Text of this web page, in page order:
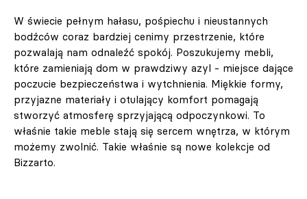
W świecie pełnym hałasu, pośpiechu i nieustannych
bodźców coraz bardziej cenimy przestrzenie, które
pozwalają nam odnaleźć spokój. Poszukujemy mebli,
które zamieniają dom w prawdziwy azyl - miejsce dające
poczucie bezpieczeństwa i wytchnienia. Miękkie formy,
przyjazne materiały i otulający komfort pomagają
stworzyć atmosferę sprzyjającą odpoczynkowi. To
właśnie takie meble stają się sercem wnętrza, w którym
możemy zwolnić. Takie właśnie są nowe kolekcje od
Bizzarto.